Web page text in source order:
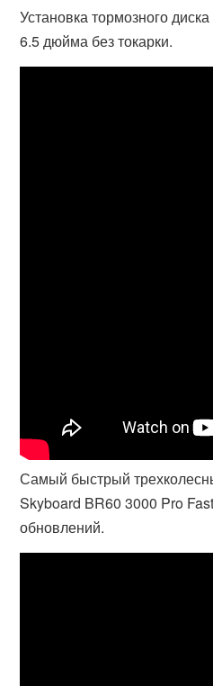
Установка тормозного
6.5 дюйма без токарки.
Самый быстрый
Skyboard BR60 3000 Pro
обновлений.